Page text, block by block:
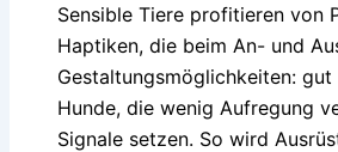
Sensible Tiere profitieren von
Haptiken, die beim An- und
Gestaltungsmöglichkeiten:
Hunde, die wenig Aufregung
Signale setzen. So wird